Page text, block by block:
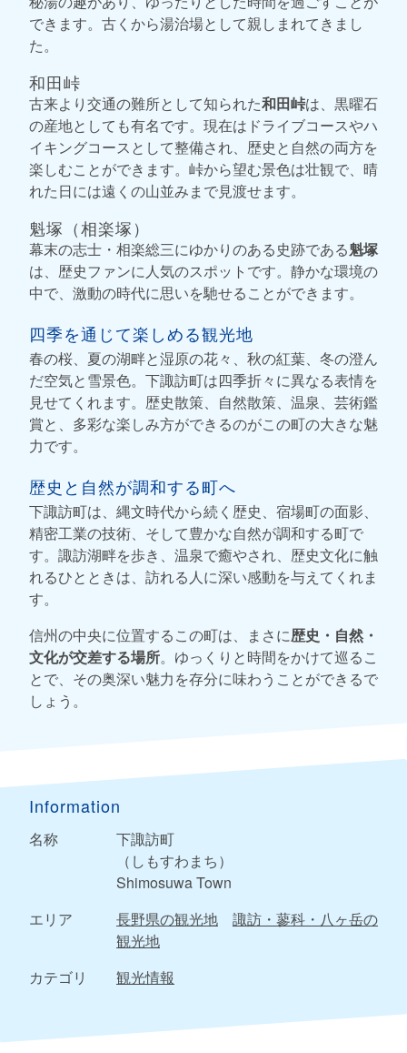
できます。古くから湯治場として親しまれてきまし
た。
和田峠
古来より交通の難所として知られた和田峠は、黒曜石
の産地としても有名です。現在はドライブコースやハ
イキングコースとして整備され、歴史と自然の両方を
楽しむことができます。峠から望む景色は壮観で、晴
れた日には遠くの山並みまで見渡せます。
魁塚（相楽塚）
幕末の志士・相楽総三にゆかりのある史跡である魁塚
は、歴史ファンに人気のスポットです。静かな環境の
中で、激動の時代に思いを馳せることができます。
四季を通じて楽しめる観光地
春の桜、夏の湖畔と湿原の花々、秋の紅葉、冬の澄ん
だ空気と雪景色。下諏訪町は四季折々に異なる表情を
見せてくれます。歴史散策、自然散策、温泉、芸術鑑
賞と、多彩な楽しみ方ができるのがこの町の大きな魅
力です。
歴史と自然が調和する町へ
下諏訪町は、縄文時代から続く歴史、宿場町の面影、
精密工業の技術、そして豊かな自然が調和する町で
す。諏訪湖畔を歩き、温泉で癒やされ、歴史文化に触
れるひとときは、訪れる人に深い感動を与えてくれま
す。
信州の中央に位置するこの町は、まさに歴史・自然・
文化が交差する場所。ゆっくりと時間をかけて巡るこ
とで、その奥深い魅力を存分に味わうことができるで
しょう。
Information
名称
下諏訪町
（しもすわまち）
Shimosuwa Town
エリア
長野県の観光地
諏訪・蓼科・八ヶ岳の
観光地
カテゴリ
観光情報